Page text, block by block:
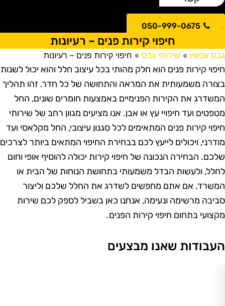
050-999-0675
חיפוי קירות פנים – רעיונות
עכשיו» שירותי גבס» חיפוי קירות פנים – רעיונות
קירות פנים הוא חלק מהותי בכל עיצוב חלל והוא יכול לשנות
משמעותית את המראה והתחושה של כל חדר. זהו תהליך
את הקירות הפנימיים באמצעות חומרים שונים, החל
ועד חיפויי עץ או אבן. אנו מציעים מגוון רחב של שירותי
קירות פנים המתאימים לכל סגנון עיצובי, החל מקלאסי ועד
ויכולים לייעץ לכם בבחירת החיפוי המתאים ביותר לצרכים
הבחירה הנכונה של חיפוי קירות יכולה להוסיף אופי וחום
ולעשות הבדל משמעותי בתחושת הנוחות של הבית או
אם אתם מחפשים לשדרג את החלל שלכם וליצור
מרשימה ונעימה, אנחנו כאן בשביל לספק לכם שירות
בתחום חיפוי קירות הפנים.
שאנו מבצעים